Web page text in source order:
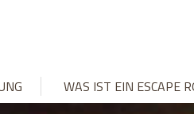
WAS IST EIN ESCAPE